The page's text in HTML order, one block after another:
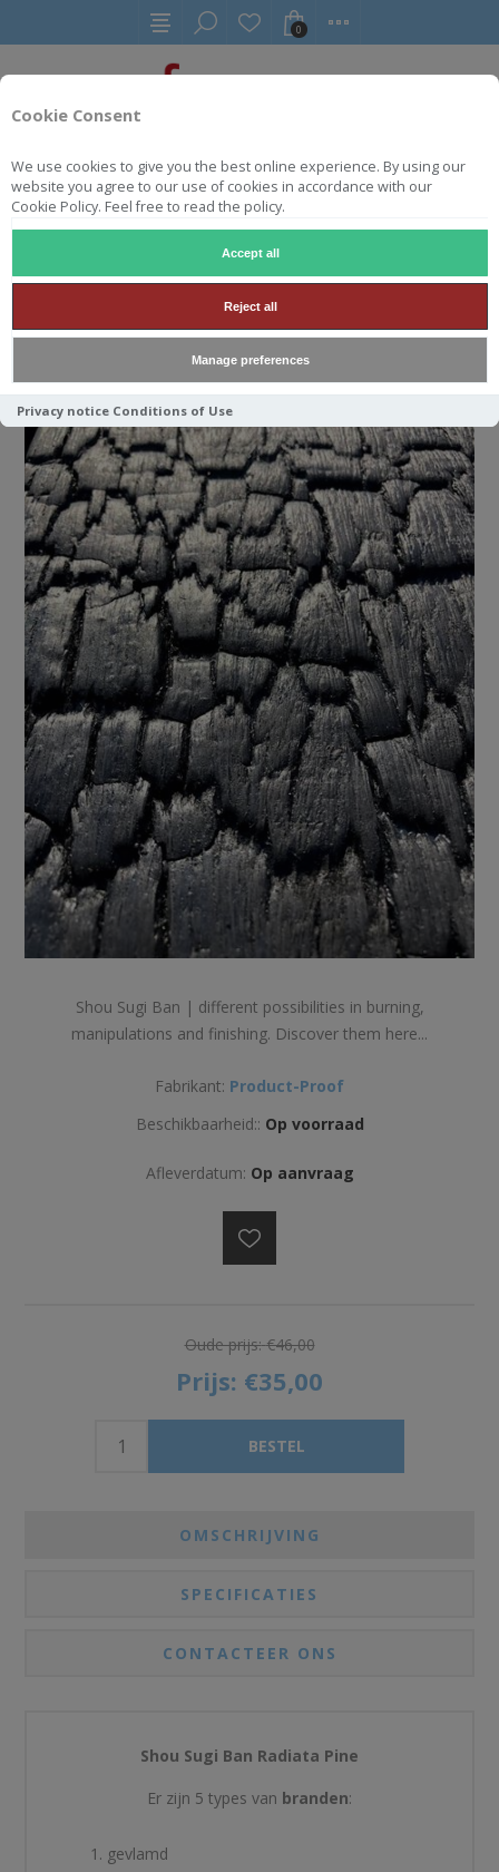
Cookie Consent
We use cookies to give you the best online experience. By using our
website you agree to our use of cookies in accordance with our
Cookie Policy. Feel free to read the policy.
Accept all
Reject all
Manage preferences
Privacy notice Conditions of Use
0
SHOU SUGI BAN RADIATA PINE
SHOU SUGI BAN RADIATA
PINE
Shou Sugi Ban | different possibilities in burning,
manipulations and finishing. Discover them here...
Fabrikant: Product-Proof
Beschikbaarheid:: Op voorraad
Afleverdatum: Op aanvraag
Oude prijs: €46,00
Prijs: €35,00
OMSCHRIJVING
SPECIFICATIES
CONTACTEER ONS
Shou Sugi Ban Radiata Pine
Er zijn 5 types van branden:
gevlamd